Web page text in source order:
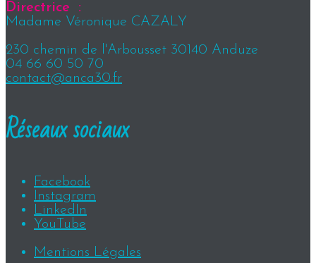
Directrice :
Madame Véronique CAZALY
230 chemin de l'Arbousset 30140 Anduze
04 66 60 50 70
contact@anca30.fr
Réseaux sociaux
Facebook
Instagram
LinkedIn
YouTube
Mentions Légales